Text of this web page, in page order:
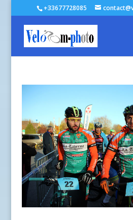
+33677728085